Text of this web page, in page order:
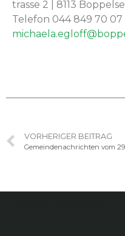
trasse 2 | 8113
Tele­fon 044 849 70 07 |
VORHERIGER BEITRAG